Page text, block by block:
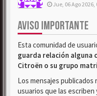
Jue, 06 Ago 2026,
AVISO IMPORTANTE
Esta comunidad de
guarda relación alguna
Citroën o su grupo
Los mensajes
usuarios que las escriben